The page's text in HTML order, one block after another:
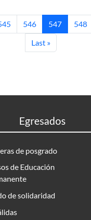
Evaluation of
Página
546 Página actual
547 548
Última página
Last »
Egresados
de posgrado
de Educación
de solidaridad